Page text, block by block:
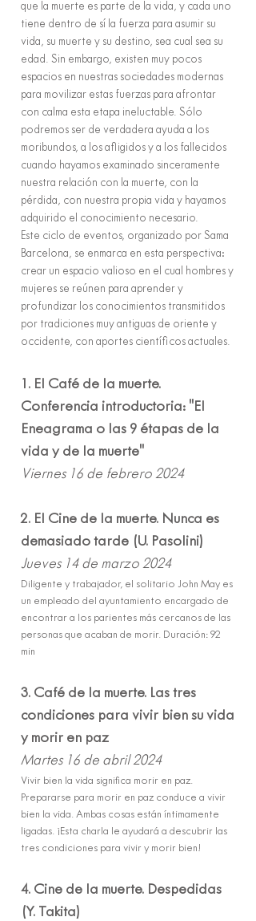
que la muerte es parte de la vida, y cada uno
tiene dentro de sí la fuerza para asumir su
vida, su muerte y su destino, sea cual sea su
edad. Sin embargo, existen muy pocos
espacios en nuestras sociedades modernas
para movilizar estas fuerzas para afrontar
con calma esta etapa ineluctable. Sólo
podremos ser de verdadera ayuda a los
moribundos, a los afligidos y a los fallecidos
cuando hayamos examinado sinceramente
nuestra relación con la muerte, con la
pérdida, con nuestra propia vida y hayamos
adquirido el conocimiento necesario.
Este ciclo de eventos, organizado por Sama
Barcelona, ​​se enmarca en esta perspectiva:
crear un espacio valioso en el cual hombres y
mujeres se reúnen para aprender y
profundizar los conocimientos transmitidos
por tradiciones muy antiguas de oriente y
occidente, con aportes científicos actuales.
1. El Café de la muerte.
Conferencia introductoria: "El
Eneagrama o las 9 étapas de la
vida y de la muerte"
Viernes 16 de febrero 2024
2. El Cine de la muerte. Nunca es
demasiado tarde (U. Pasolini)
Jueves 14 de marzo 2024
Diligente y trabajador, el solitario John May es
un empl eado del ayuntamiento encargado de
encontrar a los parientes más cercanos de las
personas que acaban de morir. Duración: 92
min
3. Café de la muerte. Las tres
condiciones para vivir bien su vida
y morir en paz
Martes 16 de abril 2024
Vivir bien la vida significa morir en paz.
Prepararse para morir en paz conduce a vivir
bien la vida. Ambas cosas están íntimamente
ligadas. ¡Esta charla le ayudará a descubrir las
tres condiciones para vivir y morir bien!
4. Cine de la muerte. Despedidas
(Y. Takita)